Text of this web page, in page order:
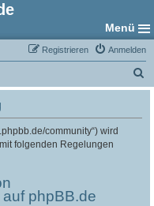
Menü
Anmelden
Registrieren
u
community“) wird
folgenden Regelungen
phpBB.de